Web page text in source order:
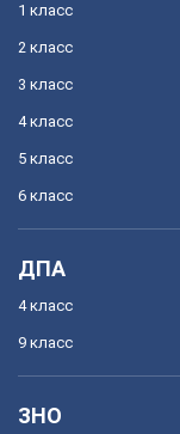
1 класс
2 класс
3 класс
4 класс
5 класс
6 класс
ДПА
4 класс
9 класс
ЗНО